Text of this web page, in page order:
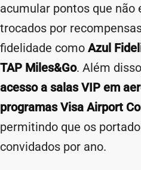
acumular pontos que não
trocados por
fidelidade como Azul
TAP Miles&Go. Além
acesso a salas VIP em
programas Visa Airport
permitindo que os
convidados por ano.